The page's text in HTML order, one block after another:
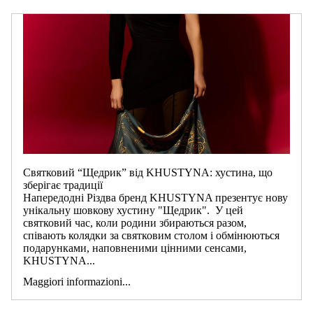
Святковий “Щедрик” від KHUSTYNA: хустина, що
зберігає традиції
Напередодні Різдва бренд KHUSTYNA презентує нову
унікальну шовкову хустину "Щедрик". У цей
святковий час, коли родини збираються разом,
співають колядки за святковим столом і обмінюються
подарунками, наповненими цінними сенсами,
KHUSTYNA...
Maggiori informazioni...